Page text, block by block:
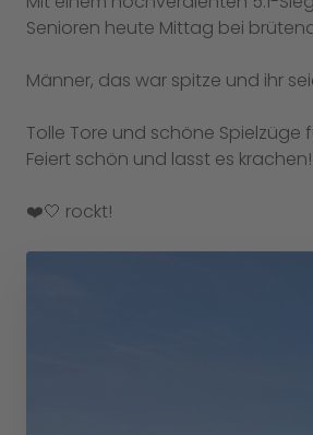
Senioren heute Mittag bei
Männer, das war spitze und ihr
Tolle Tore und schöne
Feiert schön und lasst es krachen!
❤️🤍 rockt!